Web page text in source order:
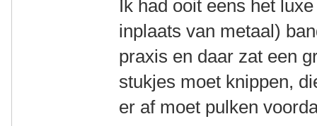
Ik had ooit eens het
inplaats van metaal)
praxis en daar zat een
stukjes moet knippen,
er af moet pulken